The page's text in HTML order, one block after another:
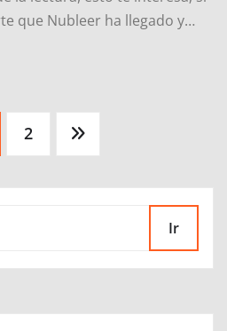
que Nubleer ha llegado y…
2
Ir